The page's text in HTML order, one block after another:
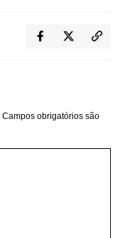
Campos obrigatórios são